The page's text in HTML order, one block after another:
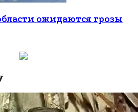
ожидаются грозы